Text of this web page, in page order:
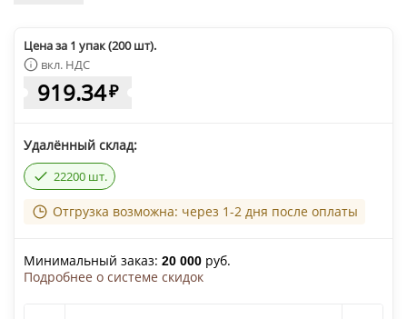
Цена за 1 упак (200 шт).
вкл. НДС
919.34₽
Удалённый склад:
22200 шт.
Отгрузка возможна: через 1-2 дня после оплаты
Минимальный заказ: 20 000 руб.
Подробнее о системе скидок